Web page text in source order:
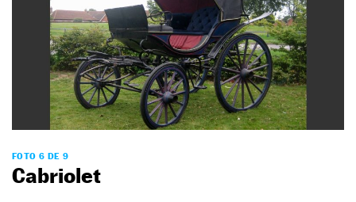
FOTO 6 DE 9
Cabriolet